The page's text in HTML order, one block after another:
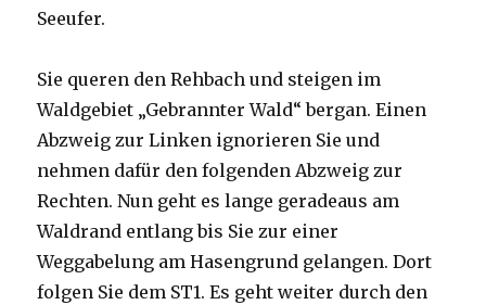
Seeufer.
Sie queren den Rehbach und steigen im
Waldgebiet „Gebrannter Wald“ bergan. Einen
Abzweig zur Linken ignorieren Sie und
nehmen dafür den folgenden Abzweig zur
Rechten. Nun geht es lange geradeaus am
Waldrand entlang bis Sie zur einer
Weggabelung am Hasengrund gelangen. Dort
folgen Sie dem ST1. Es geht weiter durch den